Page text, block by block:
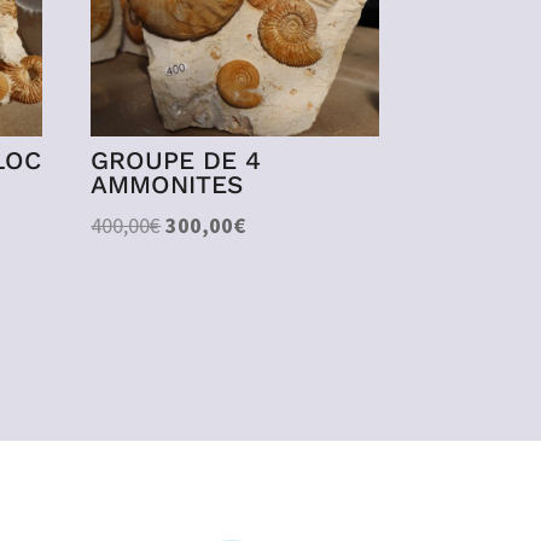
GROUPE DE 4
AMMONITES
400,00€Le
300,00€Le